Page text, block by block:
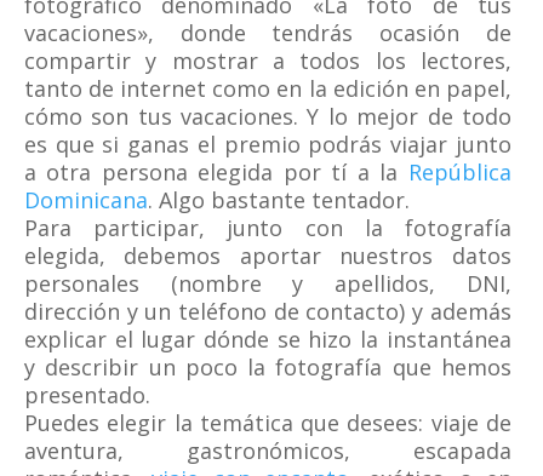
vacaciones», donde tendrás ocasión de
compartir y mostrar a todos los lectores,
tanto de internet como en la edición en papel,
cómo son tus vacaciones. Y lo mejor de todo
es que si ganas el premio podrás viajar junto
a otra persona elegida por tí a la República
Dominicana. Algo bastante tentador.
Para participar, junto con la fotografía
elegida, debemos aportar nuestros datos
personales (nombre y apellidos, DNI,
dirección y un teléfono de contacto) y además
explicar el lugar dónde se hizo la instantánea
y describir un poco la fotografía que hemos
presentado.
Puedes elegir la temática que desees: viaje de
aventura, gastronómicos, escapada